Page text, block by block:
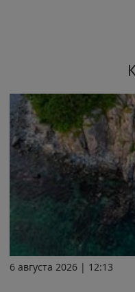
6 августа 2026 | 12:13